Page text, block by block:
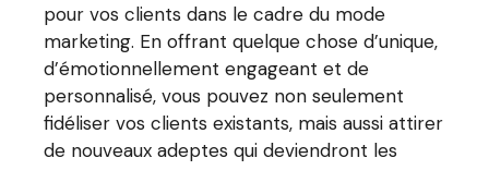
pour vos clients dans le cadre du mode
marketing. En offrant quelque chose d’unique,
d’émotionnellement engageant et de
personnalisé, vous pouvez non seulement
fidéliser vos clients existants, mais aussi attirer
de nouveaux adeptes qui deviendront les